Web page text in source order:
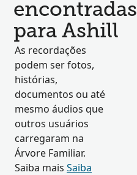
encontradas
para Ashill
As recordações
podem ser fotos,
histórias,
documentos ou até
mesmo áudios que
outros usuários
carregaram na
Árvore Familiar.
Saiba mais Saiba